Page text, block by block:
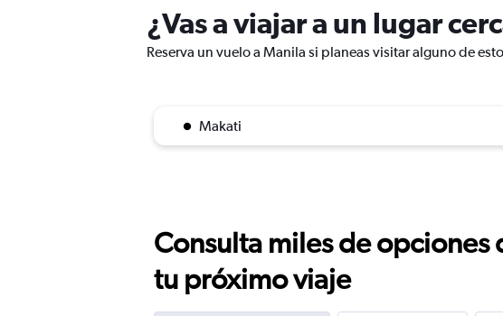
¿Vas a viajar a un lugar
Reserva un vuelo a Manila si planeas visitar alguno de
Makati
Consulta miles de
tu próximo viaje